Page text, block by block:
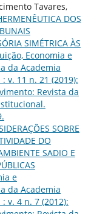
Tavares,
DOS
SIMÉTRICA ÀS
Economia e
da Academia
v. 11 n. 21 (2019):
Revista da
SOBRE
DO
SADIO E
e
da Academia
v. 4 n. 7 (2012):